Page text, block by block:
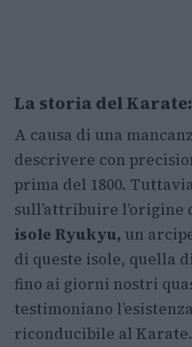
La storia del
A causa di una
descrivere con
prima del 1800.
sull’attribuire
isole Ryukyu, un
di queste isole, quella
fino ai giorni nostri
testimoniano
riconducibile al Karate.